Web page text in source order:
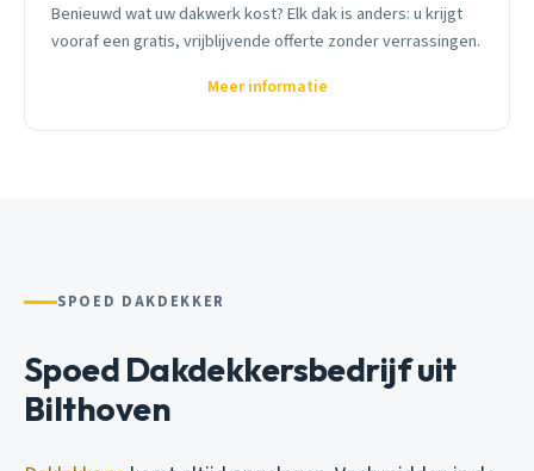
Benieuwd wat uw dakwerk kost? Elk dak is anders: u krijgt
vooraf een gratis, vrijblijvende offerte zonder verrassingen.
Meer informatie
SPOED DAKDEKKER
Spoed Dakdekkersbedrijf uit
Bilthoven